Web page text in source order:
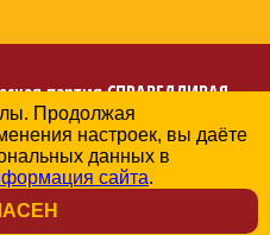
партияСПРАВЕДЛИВАЯ
в Республике Дагестан
2026
персональных данных
Продолжая
настроек, вы даёте
данных в
сайта.